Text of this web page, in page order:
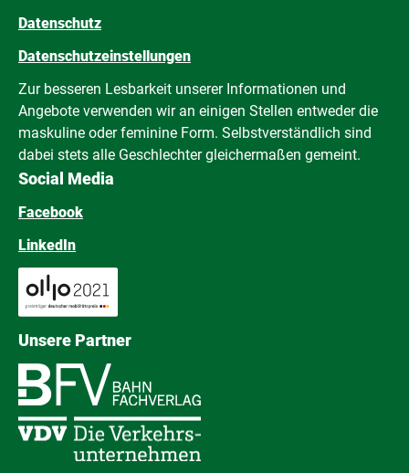
Datenschutz
Datenschutzeinstellungen
Zur besseren Lesbarkeit unserer Informationen und
Angebote verwenden wir an einigen Stellen entweder die
maskuline oder feminine Form. Selbstverständlich sind
dabei stets alle Geschlechter gleichermaßen gemeint.
Social Media
Facebook
LinkedIn
Unsere Partner